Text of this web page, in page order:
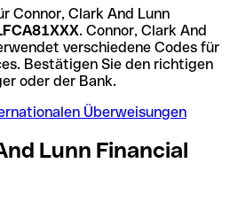
Connor, Clark And Lunn
. Connor, Clark And
verschiedene Codes für
Bestätigen Sie den richtigen
oder der Bank.
Überweisungen
Lunn Financial